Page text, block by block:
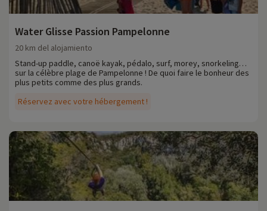
Water Glisse Passion Pampelonne
Réservez avec votre hébergement !
20 km del alojamiento
Stand-up paddle, canoë kayak, pédalo, surf, morey, snorkeling…
sur la célèbre plage de Pampelonne ! De quoi faire le bonheur des
plus petits comme des plus grands.